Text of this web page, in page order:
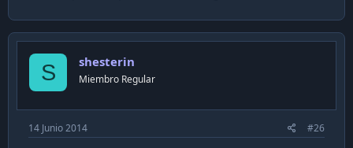
S shesterin
Miembro Regular
14 Junio 2014 #26